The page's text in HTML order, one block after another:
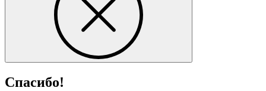
Спасибо!